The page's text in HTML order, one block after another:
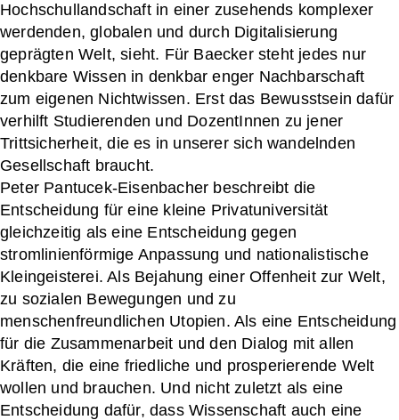
Hochschullandschaft in einer zusehends komplexer
werdenden, globalen und durch Digitalisierung
geprägten Welt, sieht. Für Baecker steht jedes nur
denkbare Wissen in denkbar enger Nachbarschaft
zum eigenen Nichtwissen. Erst das Bewusstsein dafür
verhilft Studierenden und DozentInnen zu jener
Trittsicherheit, die es in unserer sich wandelnden
Gesellschaft braucht.
Peter Pantucek-Eisenbacher beschreibt die
Entscheidung für eine kleine Privatuniversität
gleichzeitig als eine Entscheidung gegen
stromlinienförmige Anpassung und nationalistische
Kleingeisterei. Als Bejahung einer Offenheit zur Welt,
zu sozialen Bewegungen und zu
menschenfreundlichen Utopien. Als eine Entscheidung
für die Zusammenarbeit und den Dialog mit allen
Kräften, die eine friedliche und prosperierende Welt
wollen und brauchen. Und nicht zuletzt als eine
Entscheidung dafür, dass Wissenschaft auch eine